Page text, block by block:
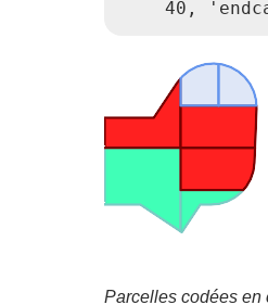
Parcelles codées en